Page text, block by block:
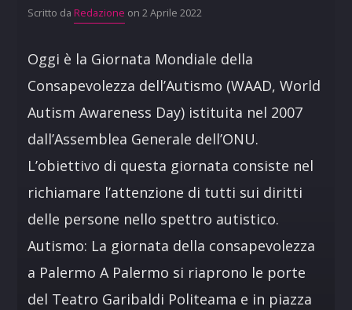
Scritto da Redazione on 2 Aprile 2022
Oggi è la Giornata Mondiale della
Consapevolezza dell’Autismo (WAAD, World
Autism Awareness Day) istituita nel 2007
dall’Assemblea Generale dell’ONU.
L’obiettivo di questa giornata consiste nel
richiamare l’attenzione di tutti sui diritti
delle persone nello spettro autistico.
Autismo: La giornata della consapevolezza
a Palermo A Palermo si riaprono le porte
del Teatro Garibaldi Politeama e in piazza